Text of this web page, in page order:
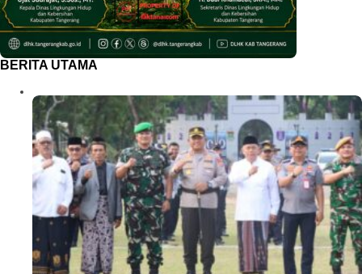
BERITA UTAMA